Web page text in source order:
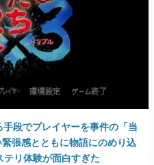
手段でプレイヤーを事件の「当
張感とともに物語にのめり込
リ体験が面白すぎた